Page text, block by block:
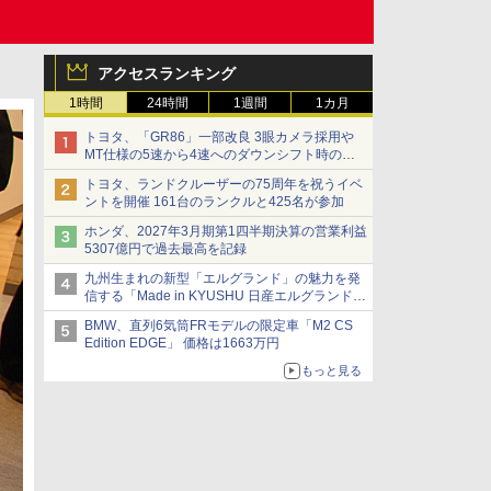
アクセスランキング
1時間 24時間 1週間 1カ月
トヨタ、「GR86」一部改良 3眼カメラ採用や
MT仕様の5速から4速へのダウンシフト時の操
作性向上など
トヨタ、ランドクルーザーの75周年を祝うイベ
ントを開催 161台のランクルと425名が参加
ホンダ、2027年3月期第1四半期決算の営業利益
5307億円で過去最高を記録
九州生まれの新型「エルグランド」の魅力を発
信する「Made in KYUSHU 日産エルグランドデ
ー」8月14日開催
BMW、直列6気筒FRモデルの限定車「M2 CS
Edition EDGE」 価格は1663万円
もっと見る